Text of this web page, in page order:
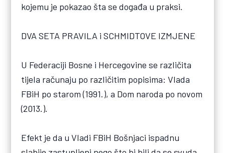
kojemu je pokazao šta se događa u praksi.
DVA SETA PRAVILA i SCHMIDTOVE IZMJENE
U Federaciji Bosne i Hercegovine se različita
tijela računaju po različitim popisima: Vlada
FBiH po starom (1991.), a Dom naroda po novom
(2013.).
Efekt je da u Vladi FBiH Bošnjaci ispadnu